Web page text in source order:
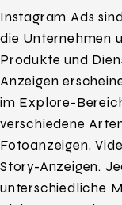
Instagram Ads
die Unternehmen
Produkte und
Anzeigen
im Explore-
verschiedene
Fotoanzeigen,
Story-Anzeigen.
unterschiedliche